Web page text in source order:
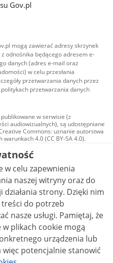
Gov.pl
mogą zawierać adresy skrzynek
odnośnika będącego adresem e-
danych (adres e-mail oraz
w celu przesłania
przetwarzania danych przez
przetwarzania danych
w serwisie (z
audiowizualnych), są udostępniane
Commons: uznanie autorstwa
warunkach 4.0 (CC BY-SA 4.0).
w tym zdjęcia, materiały
udostępniane na licencji typu
uznanie autorstwa użycie
utworów zależnych 4.0 (CC BY-
nie jest to stwierdzone inaczej.
w celu zapewnienia
naszej witryny oraz do
strony. Dzięki nim
do potrzeb
Pamiętaj, że
plikach cookie mogą
urządzenia lub
potencjalnie stanowić